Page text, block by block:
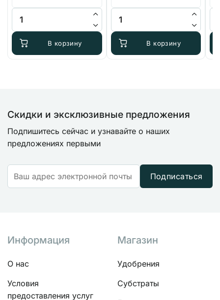
Количество товара Фильтр AutoPot с разъёмом 9 мм
В корзину
Количество товара
В корзину
Скидки и эксклюзивные предложения
Подпишитесь сейчас и узнавайте о наших
предложениях первыми
Подписаться
Информация
О нас
Условия
предоставления услуг
Магазин
Удобрения
Субстраты